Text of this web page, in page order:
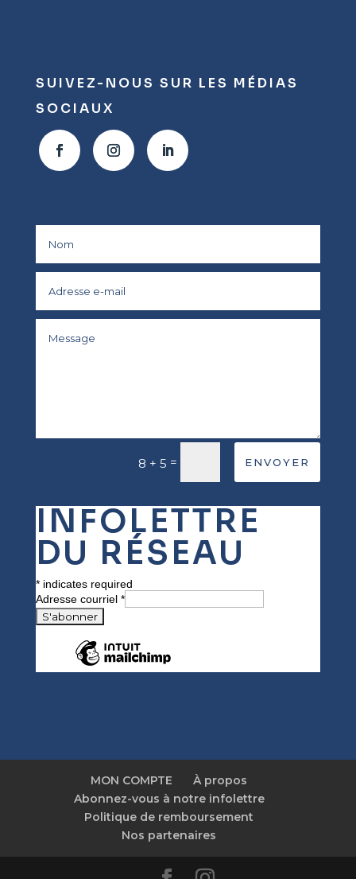
SUIVEZ-NOUS SUR LES MÉDIAS
SOCIAUX
8 + 5 = ENVOYER
INFOLETTRE
DU RÉSEAU
*indicates required
Adresse courriel *
MON COMPTE
À propos
Abonnez-vous à notre infolettre
Politique de remboursement
Nos partenaires